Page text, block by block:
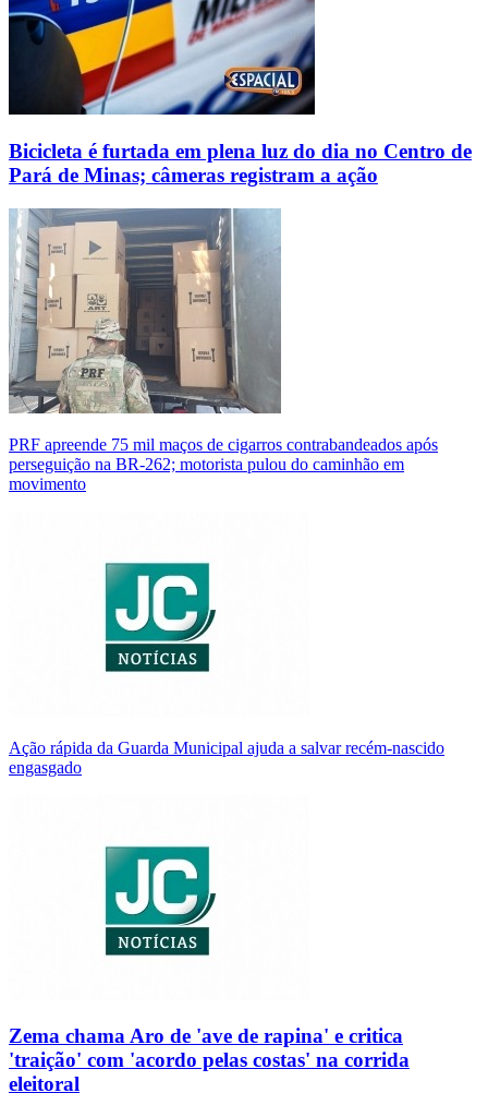
Bicicleta é furtada em plena luz do dia no Centro de
Pará de Minas; câmeras registram a ação
PRF apreende 75 mil maços de cigarros contrabandeados após
perseguição na BR-262; motorista pulou do caminhão em
movimento
Ação rápida da Guarda Municipal ajuda a salvar recém-nascido
engasgado
Zema chama Aro de 'ave de rapina' e critica
'traição' com 'acordo pelas costas' na corrida
eleitoral